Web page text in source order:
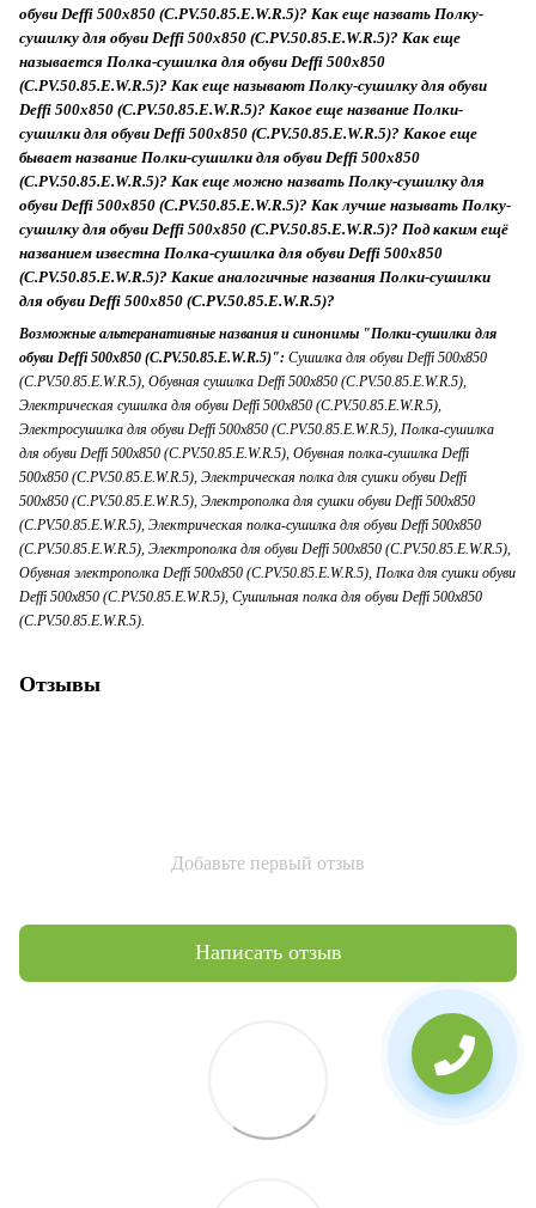
обуви Deffi 500x850 (C.PV.50.85.E.W.R.5)? Как еще назвать Полку-
сушилку для обуви Deffi 500x850 (C.PV.50.85.E.W.R.5)? Как еще
называется Полка-сушилка для обуви Deffi 500x850
(C.PV.50.85.E.W.R.5)? Как еще называют Полку-сушилку для обуви
Deffi 500x850 (C.PV.50.85.E.W.R.5)? Какое еще название Полки-
сушилки для обуви Deffi 500x850 (C.PV.50.85.E.W.R.5)? Какое еще
бывает название Полки-сушилки для обуви Deffi 500x850
(C.PV.50.85.E.W.R.5)? Как еще можно назвать Полку-сушилку для
обуви Deffi 500x850 (C.PV.50.85.E.W.R.5)? Как лучше называть Полку-
сушилку для обуви Deffi 500x850 (C.PV.50.85.E.W.R.5)? Под каким ещё
названием известна Полка-сушилка для обуви Deffi 500x850
(C.PV.50.85.E.W.R.5)? Какие аналогичные названия Полки-сушилки
для обуви Deffi 500x850 (C.PV.50.85.E.W.R.5)?
Возможные альтеранативные названия и синонимы "Полки-сушилки для
обуви Deffi 500x850 (C.PV.50.85.E.W.R.5)": Сушилка для обуви Deffi 500x850
(C.PV.50.85.E.W.R.5), Обувная сушилка Deffi 500x850 (C.PV.50.85.E.W.R.5),
Электрическая сушилка для обуви Deffi 500x850 (C.PV.50.85.E.W.R.5),
Электросушилка для обуви Deffi 500x850 (C.PV.50.85.E.W.R.5), Полка-сушилка
для обуви Deffi 500x850 (C.PV.50.85.E.W.R.5), Обувная полка-сушилка Deffi
500x850 (C.PV.50.85.E.W.R.5), Электрическая полка для сушки обуви Deffi
500x850 (C.PV.50.85.E.W.R.5), Электрополка для сушки обуви Deffi 500x850
(C.PV.50.85.E.W.R.5), Электрическая полка-сушилка для обуви Deffi 500x850
(C.PV.50.85.E.W.R.5), Электрополка для обуви Deffi 500x850 (C.PV.50.85.E.W.R.5),
Обувная электрополка Deffi 500x850 (C.PV.50.85.E.W.R.5), Полка для сушки обуви
Deffi 500x850 (C.PV.50.85.E.W.R.5), Сушильная полка для обуви Deffi 500x850
(C.PV.50.85.E.W.R.5).
Отзывы
Добавьте первый отзыв
Написать отзыв